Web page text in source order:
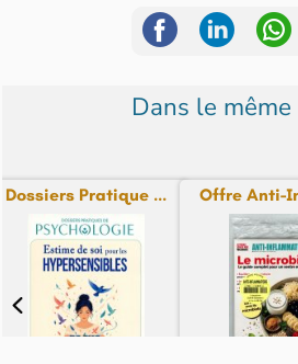
Dans le même
Dossiers Pratique ... Offre Anti-